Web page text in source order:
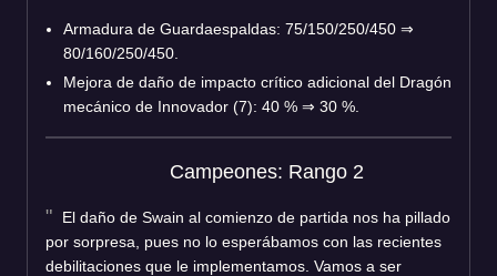
Armadura de Guardaespaldas: 75/150/250/450 ⇒
80/160/250/450.
Mejora de daño de impacto crítico adicional del Dragón
mecánico de Innovador (7): 40 % ⇒ 30 %.
Campeones: Rango 2
El daño de Swain al comienzo de partida nos ha pillado
por sorpresa, pues no lo esperábamos con las recientes
debilitaciones que le implementamos. Vamos a ser